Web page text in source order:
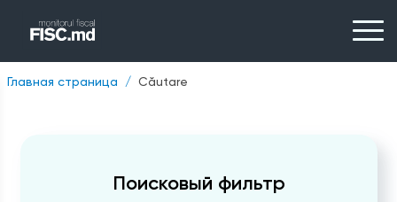
Главная страница Căutare
Поисковый фильтр